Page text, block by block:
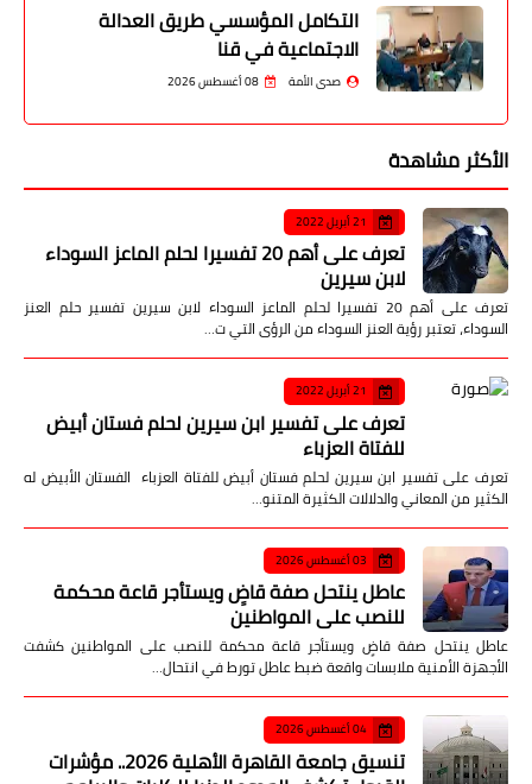
التكامل المؤسسي طريق العدالة
الاجتماعية في قنا
صدى الأمة 08 أغسطس 2026
الأكثر مشاهدة
21 أبريل 2022
تعرف على أهم 20 تفسيرا لحلم الماعز السوداء
لابن سيرين
تعرف على أهم 20 تفسيرا لحلم الماعز السوداء لابن سيرين تفسير حلم العنز
السوداء، تعتبر رؤية العنز السوداء من الرؤى التي ت…
21 أبريل 2022
تعرف على تفسير ابن سيرين لحلم فستان أبيض
للفتاة العزباء
تعرف على تفسير ابن سيرين لحلم فستان أبيض للفتاة العزباء الفستان الأبيض له
الكثير من المعاني والدلالات الكثيرة المتنو…
03 أغسطس 2026
عاطل ينتحل صفة قاضٍ ويستأجر قاعة محكمة
للنصب على المواطنين
عاطل ينتحل صفة قاضٍ ويستأجر قاعة محكمة للنصب على المواطنين كشفت
الأجهزة الأمنية ملابسات واقعة ضبط عاطل تورط في انتحال…
04 أغسطس 2026
تنسيق جامعة القاهرة الأهلية 2026.. مؤشرات